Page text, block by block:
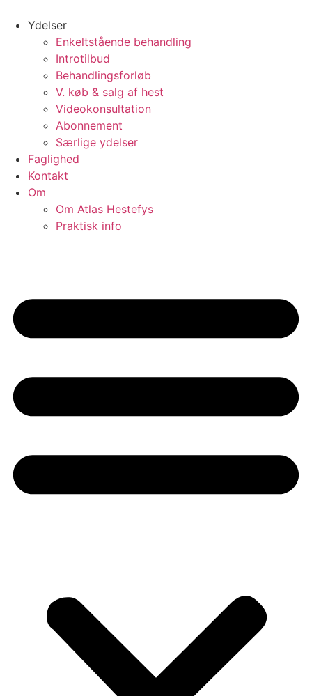
Ydelser
Enkeltstående behandling
Introtilbud
Behandlingsforløb
V. køb & salg af hest
Videokonsultation
Abonnement
Særlige ydelser
Faglighed
Kontakt
Om
Om Atlas Hestefys
Praktisk info